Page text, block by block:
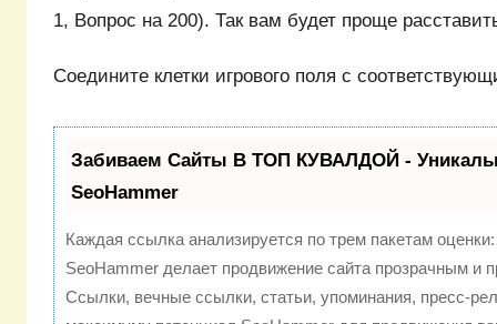
1, Вопрос на 200). Так вам будет проще
Соедините клетки игрового поля с
Забиваем Сайты В ТОП КУВАЛДОЙ -
SeoHammer
Каждая ссылка анализируется по трем пакетам
SeoHammer делает продвижение сайта прозрачным и
Ссылки, вечные ссылки, статьи, упоминания, пресс-